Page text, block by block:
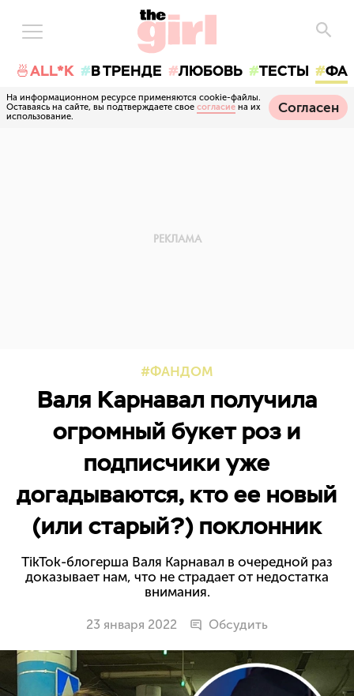
🍜ALL*K В ТРЕНДЕ ЛЮБОВЬ ТЕСТЫ
На информационном ресурсе применяются cookie-файлы.
Оставаясь на сайте, вы подтверждаете свое согласие на их
использование.
Согласен
ФАНДОМ
Валя Карнавал получила
огромный букет роз и
подписчики уже
догадываются, кто ее новый
(или старый?) поклонник
TikTok-блогерша Валя Карнавал в очередной раз
доказывает нам, что не страдает от недостатка
внимания.
23 января 2022 Обсудить